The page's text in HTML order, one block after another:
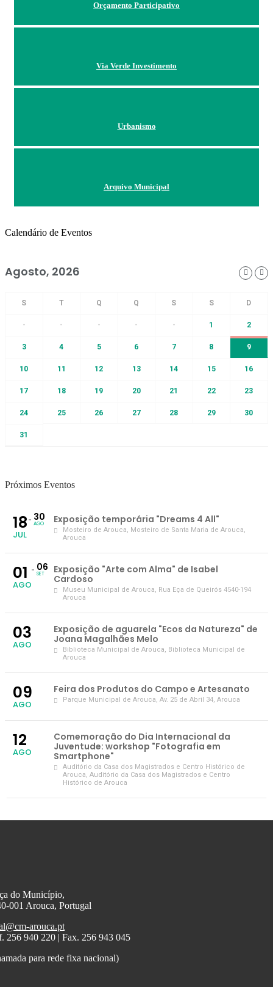
Orçamento Participativo
Via Verde Investimento
Urbanismo
Arquivo Municipal
Calendário de Eventos
Agosto, 2026
- - - - - 1 2
3 4 5 6 7 8 9
10 11 12 13 14 15 16
17 18 19 20 21 22 23
24 25 26 27 28 29 30
31
Próximos Eventos
18
JUL
30
AGO Exposição temporária "Dreams 4 All"
Mosteiro de Arouca, Mosteiro de Santa Maria de Arouca,
Arouca
01
AGO
06
SET
Exposição "Arte com Alma" de Isabel
Cardoso
Museu Municipal de Arouca, Rua Eça de Queirós 4540-194
Arouca
03
AGO
Exposição de aguarela "Ecos da Natureza" de
Joana Magalhães Melo
Biblioteca Municipal de Arouca, Biblioteca Municipal de
Arouca
09
AGO
Feira dos Produtos do Campo e Artesanato
Parque Municipal de Arouca, Av. 25 de Abril 34, Arouca
12
AGO
Comemoração do Dia Internacional da
Juventude: workshop "Fotografia em
Smartphone"
Auditório da Casa dos Magistrados e Centro Histórico de
Arouca, Auditório da Casa dos Magistrados e Centro
Histórico de Arouca
do Município,
001 Arouca, Portugal
arouca.pt
256 940 220 | Fax. 256 943 045
para rede fixa nacional)